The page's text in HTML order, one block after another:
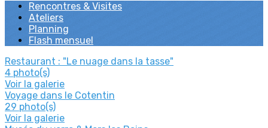
Rencontres & Visites
Ateliers
Planning
Flash mensuel
Restaurant : "Le nuage dans la tasse"
4 photo(s)
Voir la galerie
Voyage dans le Cotentin
29 photo(s)
Voir la galerie